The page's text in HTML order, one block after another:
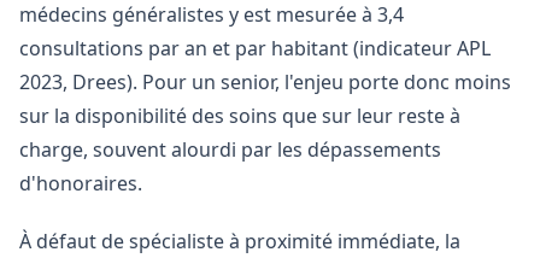
médecins généralistes y est mesurée à 3,4
consultations par an et par habitant (indicateur APL
2023, Drees). Pour un senior, l'enjeu porte donc moins
sur la disponibilité des soins que sur leur reste à
charge, souvent alourdi par les dépassements
d'honoraires.
À défaut de spécialiste à proximité immédiate, la